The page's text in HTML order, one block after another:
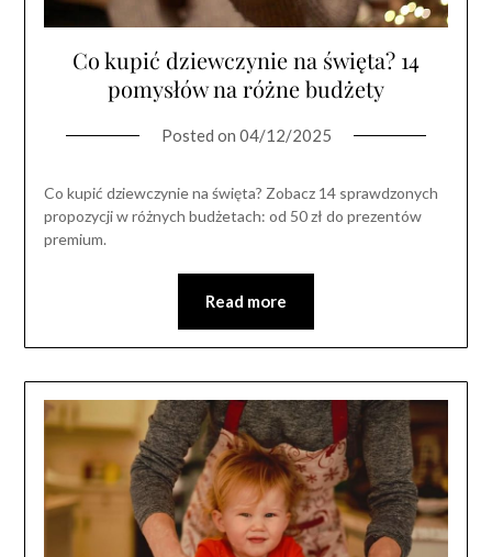
Co kupić dziewczynie na święta? 14
pomysłów na różne budżety
Posted on 04/12/2025
Co kupić dziewczynie na święta? Zobacz 14 sprawdzonych
propozycji w różnych budżetach: od 50 zł do prezentów
premium.
Read more